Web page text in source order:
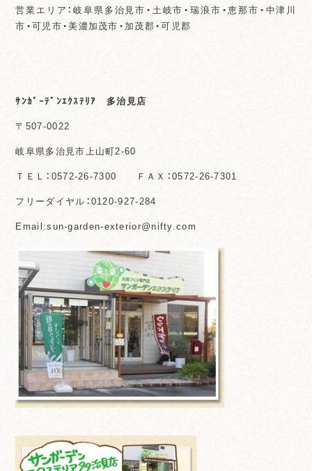
営業エリア：岐阜県多治見市・土岐市・瑞浪市・恵那市・中津川
市・可児市・美濃加茂市・加茂郡・可児郡
ｻﾝｶﾞｰﾃﾞﾝｴｸｽﾃﾘｱ 多治見店
〒507-0022
岐阜県多治見市上山町2-60
ＴＥＬ：0572-26-7300 ＦＡＸ：0572-26-7301
フリーダイヤル：0120-927-284
Email:sun-garden-exterior@nifty.com